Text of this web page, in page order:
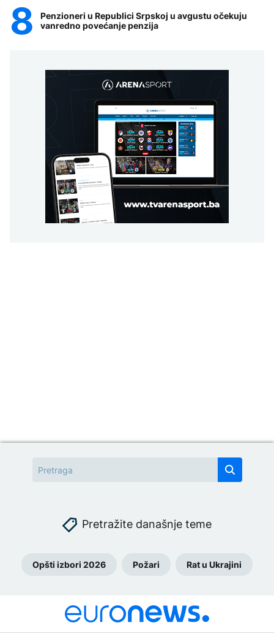
Penzioneri u Republici Srpskoj u avgustu očekuju
vanredno povećanje penzija
Pretražite današnje teme
Opšti izbori 2026 Požari Rat u Ukrajini